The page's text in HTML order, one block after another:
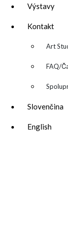
Výstavy
Kontakt
▼ Art
FAQ/
Slovenčina
English